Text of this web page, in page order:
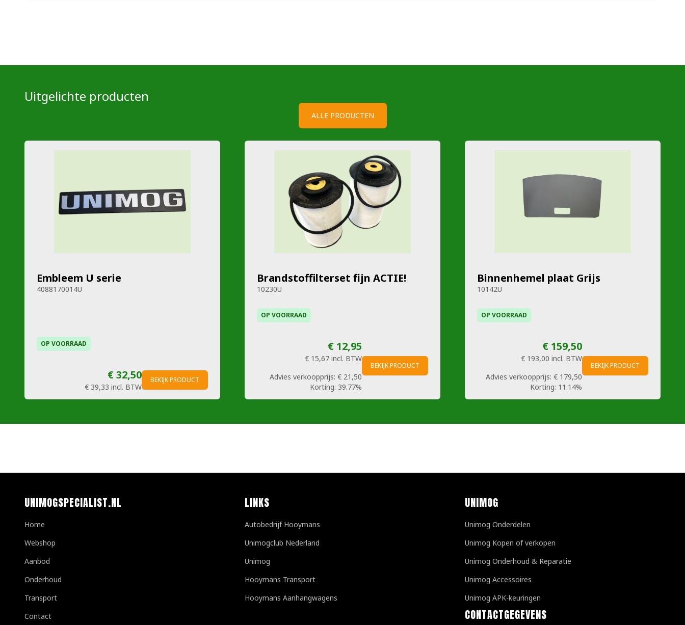
Uitgelichte producten
ALLE PRODUCTEN
Embleem U serie
4088170014U
OP VOORRAAD
€ 32,50
€ 39,33 incl. BTW
BEKIJK PRODUCT
Brandstoffilterset fijn ACTIE!
10230U
OP VOORRAAD
€ 12,95
€ 15,67 incl. BTW
Advies verkoopprijs: € 21,50
Korting: 39.77%
BEKIJK PRODUCT
Binnenhemel plaat Grijs
10142U
OP VOORRAAD
€ 159,50
€ 193,00 incl. BTW
Advies verkoopprijs: € 179,50
Korting: 11.14%
BEKIJK PRODUCT
UNIMOGSPECIALIST.NL
Home
Webshop
Aanbod
Onderhoud
Transport
Contact
LINKS
Autobedrijf Hooymans
Unimogclub Nederland
Unimog
Hooymans Transport
Hooymans Aanhangwagens
UNIMOG
Unimog Onderdelen
Unimog Kopen of verkopen
Unimog Onderhoud & Reparatie
Unimog Accessoires
Unimog APK-keuringen
CONTACTGEGEVENS